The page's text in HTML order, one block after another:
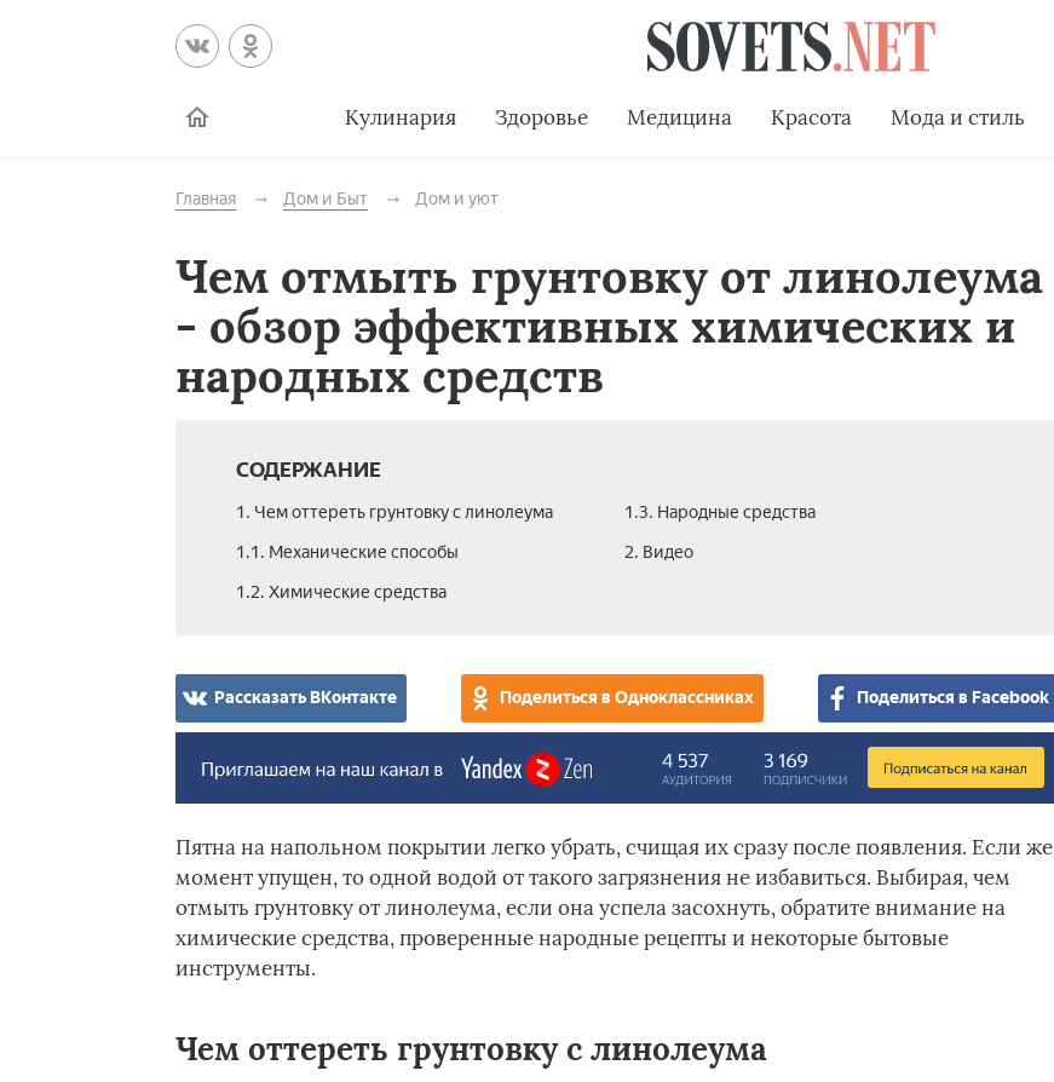
Кулинария Здоровье Медицина Красота Мода и стиль
Главная Дом и Быт Дом и уют
Чем отмыть грунтовку от линолеума
- обзор эффективных химических и
народных средств
СОДЕРЖАНИЕ
1. Чем оттереть грунтовку с линолеума
1.1. Механические способы
1.2. Химические средства
1.3. Народные средства
2. Видео
Рассказать ВКонтакте Поделиться в Одноклассниках Поделиться в Facebook
Пятна на напольном покрытии легко убрать, счищая их сразу после появления. Если же
момент упущен, то одной водой от такого загрязнения не избавиться. Выбирая, чем
отмыть грунтовку от линолеума, если она успела засохнуть, обратите внимание на
химические средства, проверенные народные рецепты и некоторые бытовые
инструменты.
Чем оттереть грунтовку с линолеума